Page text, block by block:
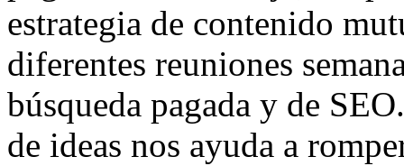
estrategia de contenido
diferentes reuniones
búsqueda pagada y de
de ideas nos ayuda a